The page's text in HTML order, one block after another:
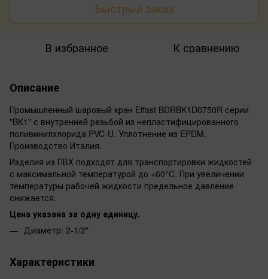
Быстрый заказ
В избранное К сравнению
Описание
Промышленный шаровый кран Effast BDRBK1D0750R серии
"BK1" с внутренней резьбой из непластифицированного
поливинилхлорида PVC-U. Уплотнение из EPDM.
Производство Италия.
Изделия из ПВХ подходят для транспортировки жидкостей
с максимальной температурой до +60°C. При увеличении
температуры рабочей жидкости предельное давление
снижается.
Цена указана за одну единицу.
Диаметр: 2-1/2"
Характеристики